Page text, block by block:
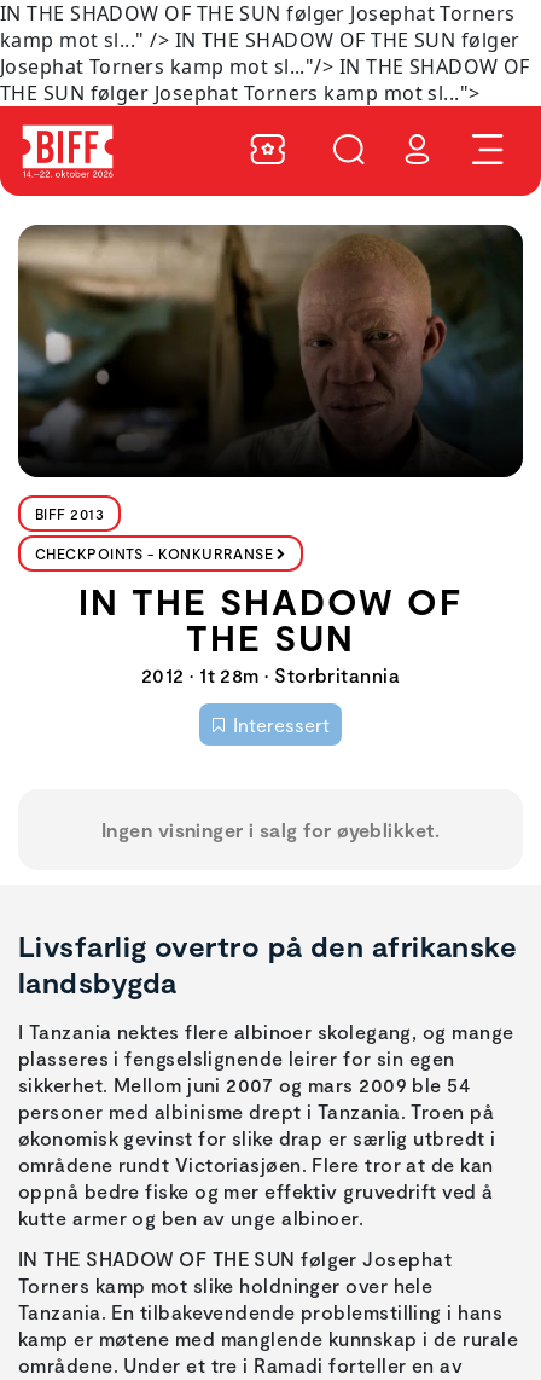
IN THE SHADOW OF THE SUN følger Josephat Torners
kamp mot sl..." /> IN THE SHADOW OF THE SUN følger
Josephat Torners kamp mot sl..."/> IN THE SHADOW OF
THE SUN følger Josephat Torners kamp mot sl...">
BIFF 2013
CHECKPOINTS - KONKURRANSE
IN THE SHADOW OF
THE SUN
2012 • 1t 28m • Storbritannia
Interessert
Ingen visninger i salg for øyeblikket.
Livsfarlig overtro på den afrikanske
landsbygda
I Tanzania nektes flere albinoer skolegang, og mange
plasseres i fengselslignende leirer for sin egen
sikkerhet. Mellom juni 2007 og mars 2009 ble 54
personer med albinisme drept i Tanzania. Troen på
økonomisk gevinst for slike drap er særlig utbredt i
områdene rundt Victoriasjøen. Flere tror at de kan
oppnå bedre fiske og mer effektiv gruvedrift ved å
kutte armer og ben av unge albinoer.
IN THE SHADOW OF THE SUN følger Josephat
Torners kamp mot slike holdninger over hele
Tanzania. En tilbakevendende problemstilling i hans
kamp er møtene med manglende kunnskap i de rurale
områdene. Under et tre i Ramadi forteller en av